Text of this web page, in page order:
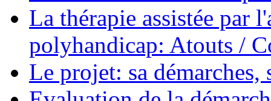
La thérapie assistée par
polyhandicap: Atouts /
Le projet: sa démarches,